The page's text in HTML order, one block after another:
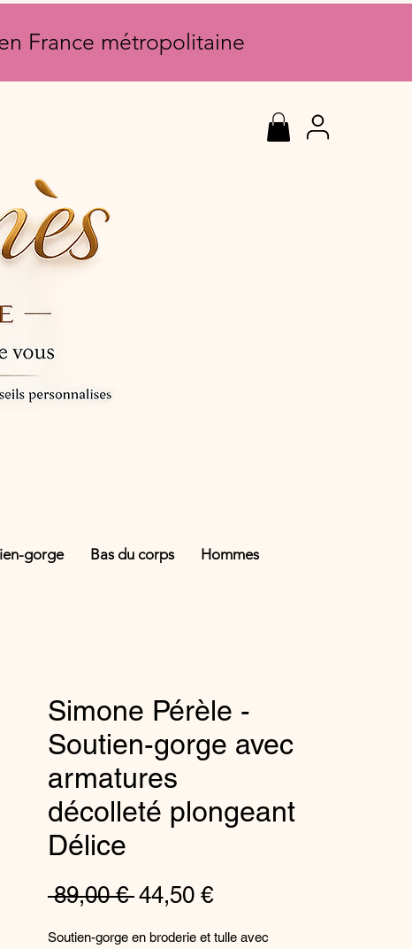
France métropolitaine
gorge Bas du corps Hommes
Simone Pérèle -
Soutien-gorge avec
armatures
décolleté plongeant
Délice
89,00 € Prix
44,50 €Prix
Soutien-gorge en broderie et tulle avec